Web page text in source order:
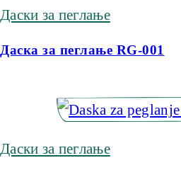
Даски за пеглање
Даска за пеглање RG-001
Даски за пеглање